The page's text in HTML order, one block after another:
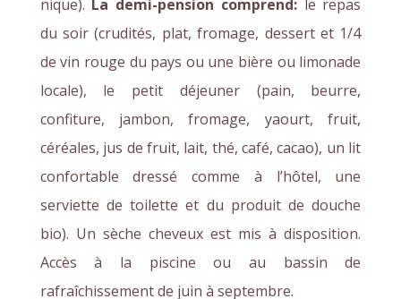
nique). La demi-pension comprend:le repas
du soir (crudités, plat, fromage, dessert et 1/4
de vin rouge du pays ou une bière ou limonade
locale), le petit déjeuner (pain, beurre,
confiture, jambon, fromage, yaourt, fruit,
céréales, jus de fruit, lait, thé, café, cacao), un lit
confortable dressé comme à l’hôtel, une
serviette de toilette et du produit de douche
bio). Un sèche cheveux est mis à disposition.
Accès à la piscine ou au bassin de
rafraîchissement de juin à septembre.